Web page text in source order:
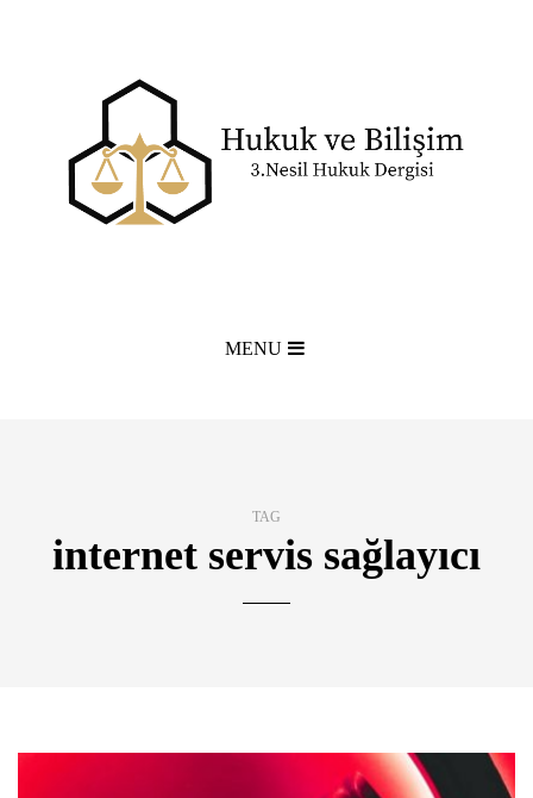
MENU
TAG
internet servis sağlayıcı